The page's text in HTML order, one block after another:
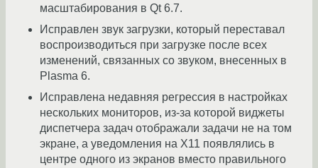
масштабирования в Qt 6.7.
Исправлен звук загрузки, который переставал
воспроизводиться при загрузке после всех
изменений, связанных со звуком, внесенных в
Plasma 6.
Исправлена ​​недавняя регрессия в настройках
нескольких мониторов, из-за которой виджеты
диспетчера задач отображали задачи не на том
экране, а уведомления на X11 появлялись в
центре одного из экранов вместо правильного